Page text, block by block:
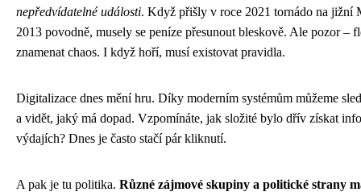
nepředvídatelné události. Když přišly v roce 2021 tornádo na jižní
2013 povodně, musely se peníze přesunout bleskově. Ale pozor –
znamenat chaos. I když hoří, musí existovat pravidla.
Digitalizace dnes mění hru. Díky moderním systémům můžeme
a vidět, jaký má dopad. Vzpomínáte, jak složité bylo dřív získat
výdajích? Dnes je často stačí pár kliknutí.
A pak je tu politika. Různé zájmové skupiny a politické strany